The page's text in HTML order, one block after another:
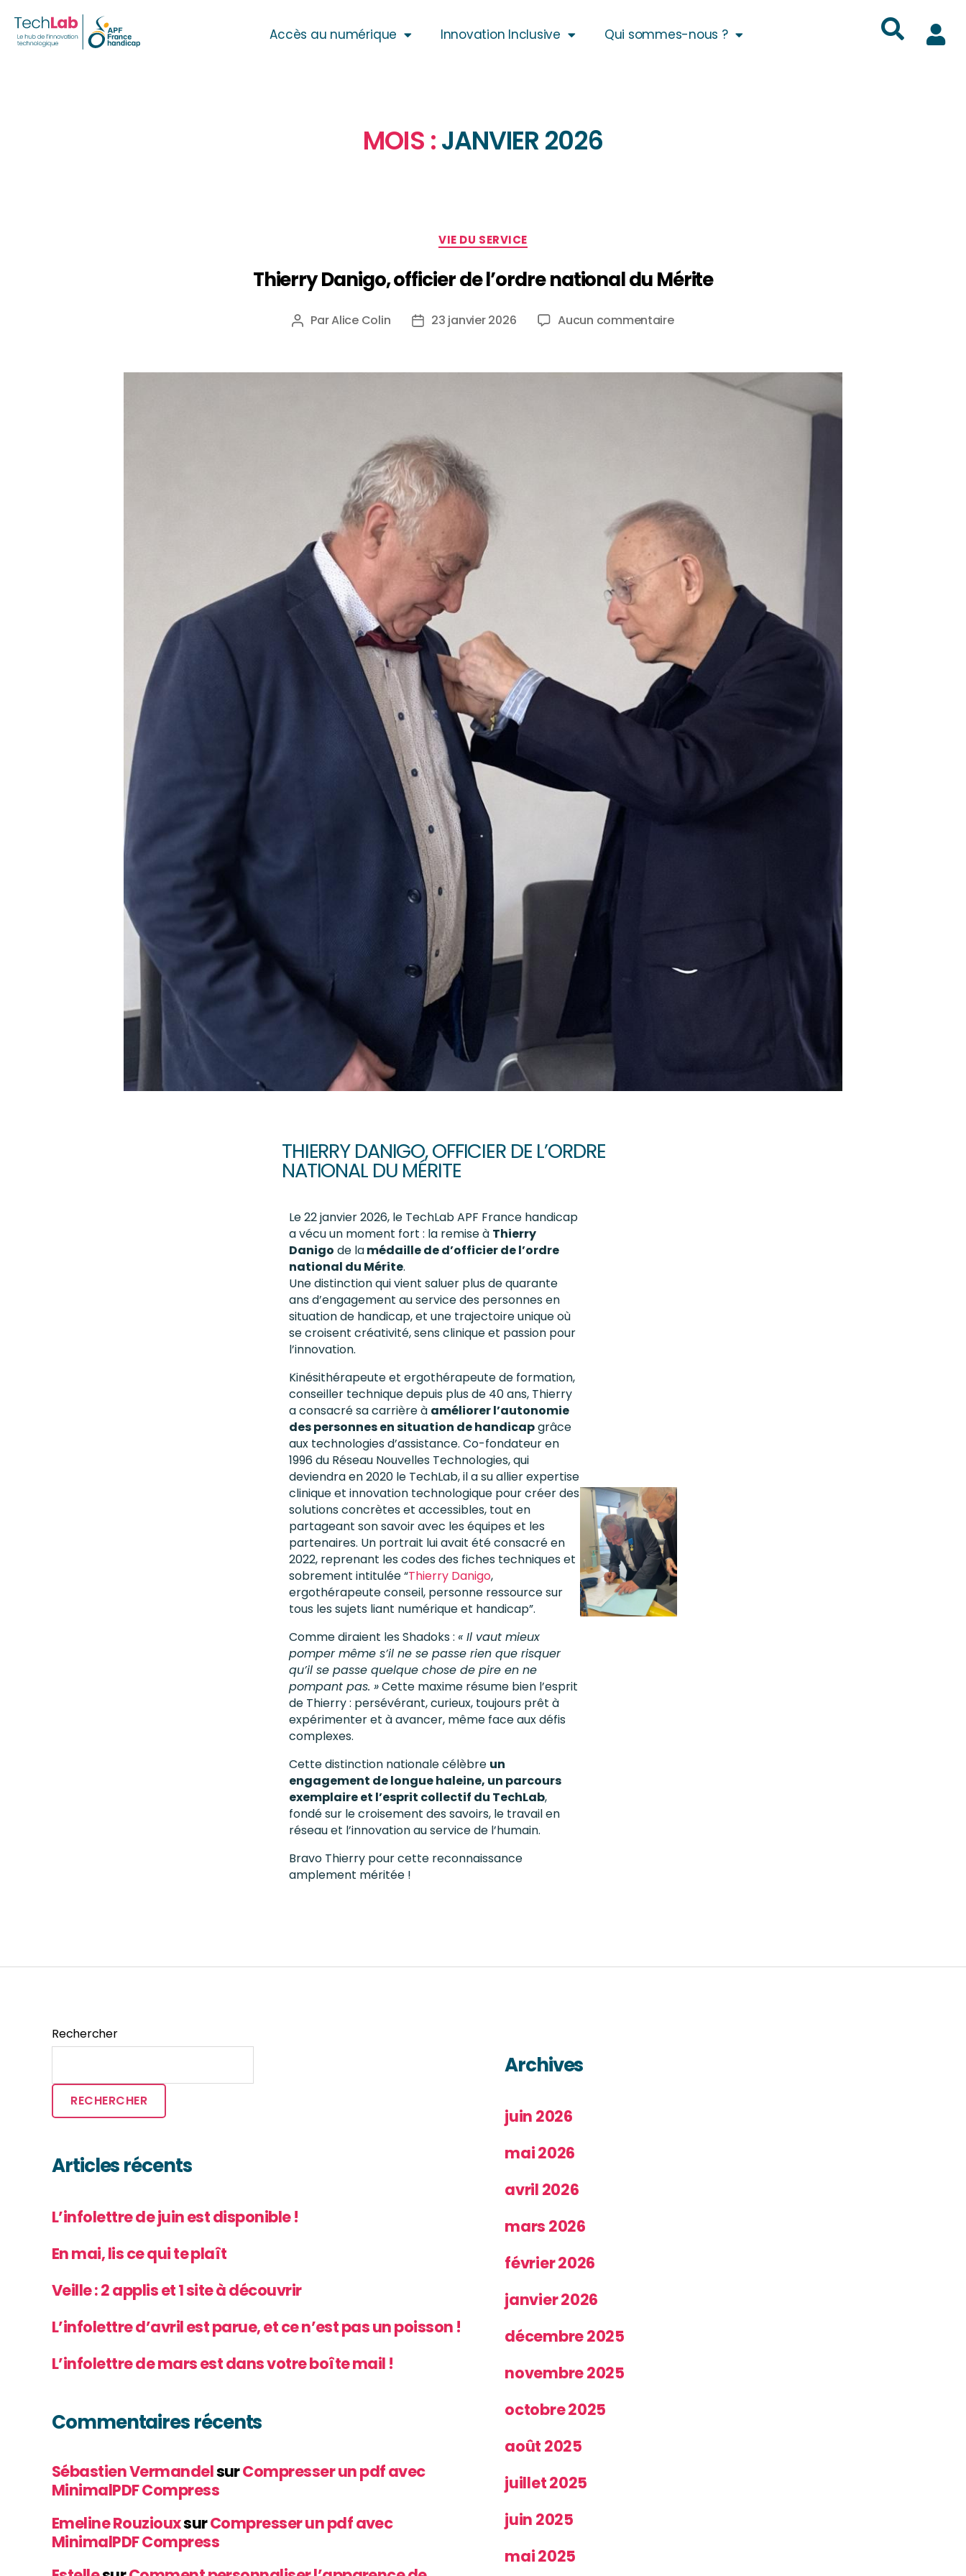
Accès au numérique Innovation Inclusive Qui sommes-nous ?
MOIS :JANVIER 2026
VIE DU SERVICE
Thierry Danigo, officier de l’ordre national du Mérite
ParAlice Colin 23 janvier 2026 Aucun commentaire
THIERRY DANIGO, OFFICIER DE L’ORDRE
NATIONAL DU MÉRITE
Le 22 janvier 2026, le TechLab APF France handicap
a vécu un moment fort : la remise à Thierry
Danigo de lamédaille de d’officier de l’ordre
national du Mérite.
Une distinction qui vient saluer plus de quarante
ans d’engagement au service des personnes en
situation de handicap, et une trajectoire unique où
se croisent créativité, sens clinique et passion pour
l’innovation.
Kinésithérapeute et ergothérapeute de formation,
conseiller technique depuis plus de 40 ans, Thierry
a consacré sa carrière à améliorer l’autonomie
des personnes en situation de handicapgrâce
aux technologies d’assistance. Co-fondateur en
1996 du Réseau Nouvelles Technologies, qui
deviendra en 2020 le TechLab, il a su allier expertise
clinique et innovation technologique pour créer des
solutions concrètes et accessibles, tout en
partageant son savoir avec les équipes et les
partenaires. Un portrait lui avait été consacré en
2022, reprenant les codes des fiches techniques et
sobrement intitulée “Thierry Danigo,
ergothérapeute conseil, personne ressource sur
tous les sujets liant numérique et handicap”.
Comme diraient les Shadoks : « Il vaut mieux
pomper même s’il ne se passe rien que risquer
qu’il se passe quelque chose de pire en ne
pompant pas. »Cette maxime résume bien l’esprit
de Thierry : persévérant, curieux, toujours prêt à
expérimenter et à avancer, même face aux défis
complexes.
Cette distinction nationale célèbre un
engagement de longue haleine, un parcours
exemplaire et l’esprit collectif du TechLab,
fondé sur le croisement des savoirs, le travail en
réseau et l’innovation au service de l’humain.
Bravo Thierry pour cette reconnaissance
amplement méritée !
Rechercher
RECHERCHER
Articles récents
L’infolettre de juin est disponible !
En mai, lis ce qui te plaît
Veille : 2 applis et 1 site à découvrir
L’infolettre d’avril est parue, et ce n’est pas un poisson !
L’infolettre de mars est dans votre boîte mail !
Commentaires récents
Sébastien VermandelsurCompresser un pdf avec
MinimalPDF Compress
Emeline RouziouxsurCompresser un pdf avec
MinimalPDF Compress
Archives
juin 2026
mai 2026
avril 2026
mars 2026
février 2026
janvier 2026
décembre 2025
novembre 2025
octobre 2025
août 2025
juillet 2025
juin 2025
mai 2025